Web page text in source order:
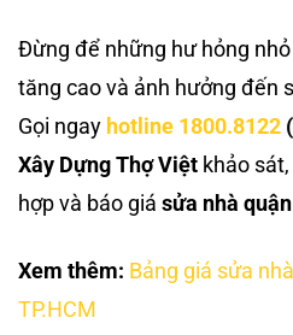
Đừng để những hư hỏng
tăng cao và ảnh hưởng đến
Gọi ngay hotline 1800.8122
Xây Dựng Thợ Việt khảo
hợp và báo giá sửa nhà
Xem thêm: Bảng giá sửa
TP.HCM